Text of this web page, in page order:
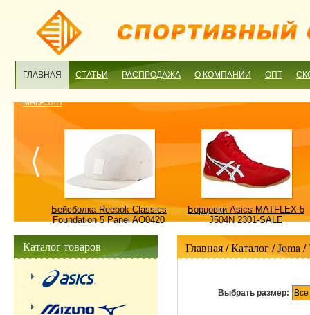
ГЛАВНАЯ СТАТЬИ РАСПРОДАЖА О КОМПАНИИ ОПТ
МАГАЗИН
Бейсболка Reebok Classics
Foundation 5 Panel AO0420
Борцовки Asics MATFLEX 5
J504N 2301-SALE
Главная/ Каталог /Joma /
Выбрать размер:
Каталог товаров